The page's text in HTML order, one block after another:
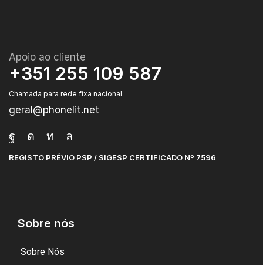
Apoio ao cliente
+351 255 109 587
Chamada para rede fixa nacional
geral@phonelit.net
REGISTO PRÉVIO PSP / SIGESP CERTIFICADO Nº 7596
Sobre nós
Sobre Nós